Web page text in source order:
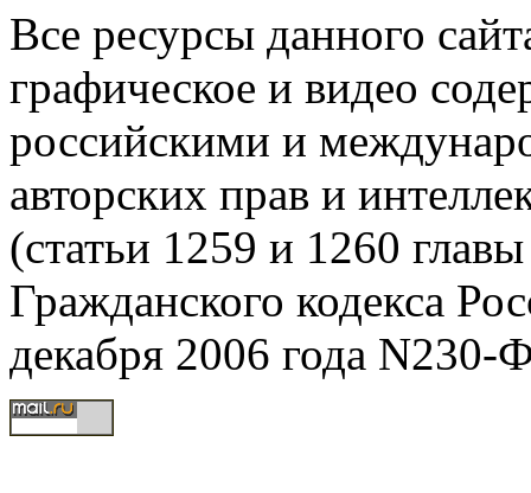
Все ресурсы данного
графическое и видео
российскими и
авторских прав и
(статьи 1259 и 1260
Гражданского кодекса
декабря 2006 года N230-